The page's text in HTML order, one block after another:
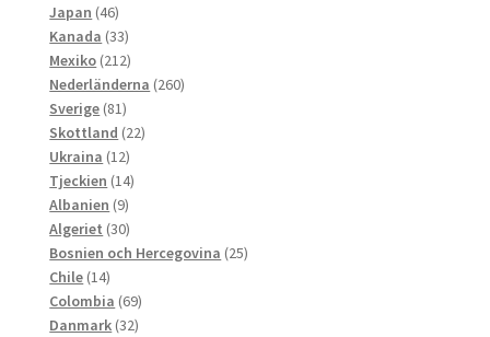
Japan 4646
produkter
Kanada 3333
produkter
Mexiko 212212
produkter
Nederländerna 260260
Sverige 8181
produkter
Skottland 2222
Ukraina 1212
produkter
Tjeckien 1414
Albanien 99
produkter
Algeriet 3030
produkter
Bosnien och Hercegovina 2525
Chile 1414
produkter
Colombia 6969
produkter
Danmark 3232